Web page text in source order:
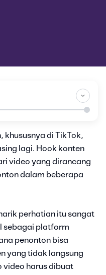
khususnya di TikTok,
lagi. Hook konten
video yang dirancang
dalam beberapa
perhatian itu sangat
sebagai platform
penonton bisa
yang tidak langsung
video harus dibuat